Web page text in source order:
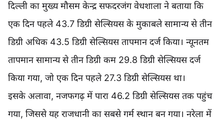
दिल्ली का मुख्य मौसम केन्द्र सफदरजंग वेधशाला ने बताया कि
एक दिन पहले 43.7 डिग्री सेल्सियस के मुकाबले सामान्य से तीन
डिग्री अधिक 43.5 डिग्री सेल्सियस तापमान दर्ज किया। न्यूनतम
तापमान सामान्य से तीन डिग्री कम 29.8 डिग्री सेल्सियस दर्ज
किया गया, जो एक दिन पहले 27.3 डिग्री सेल्सियस था।
इसके अलावा, नजफगढ़ में पारा 46.2 डिग्री सेल्सियस तक पहुंच
गया, जिससे यह राजधानी का सबसे गर्म स्थान बन गया। नरेला में